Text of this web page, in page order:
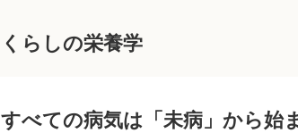
くらしの栄養学
すべての病気は「未病」から始